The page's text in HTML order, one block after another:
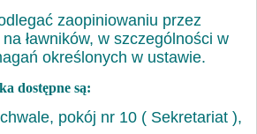
zaopiniowaniu przez
ławników, w szczególności w
określonych w ustawie.
dostępne są:
pokój nr 10 ( Sekretariat ),